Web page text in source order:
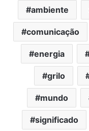
ambiente
comunicação
energia
grilo
mundo
significado